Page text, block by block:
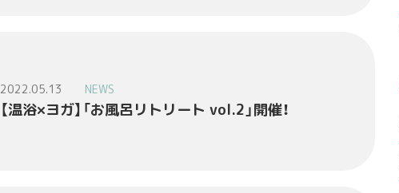
2022.05.13 NEWS
【温浴×ヨガ】「お風呂リトリート vol.2」開催！